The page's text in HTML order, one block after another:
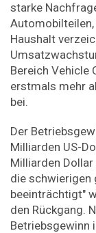
starke
Haushalt
Bereich Vehicle
erstmals mehr
bei.
Der
Milliarden US-
Milliarden
die schwierigen
beeinträchtigt"
den Rückgang.
Betriebsgewinn